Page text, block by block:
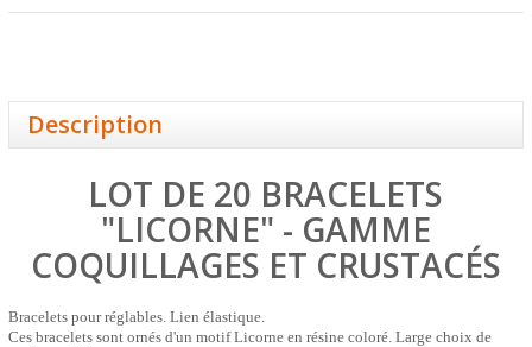
Description
LOT DE 20 BRACELETS
"LICORNE" - GAMME
COQUILLAGES ET CRUSTACÉS
Bracelets pour réglables. Lien élastique.
Ces bracelets sont ornés d'un motif Licorne en résine coloré. Large choix de